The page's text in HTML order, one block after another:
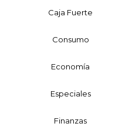
Caja Fuerte
Consumo
Economía
Especiales
Finanzas